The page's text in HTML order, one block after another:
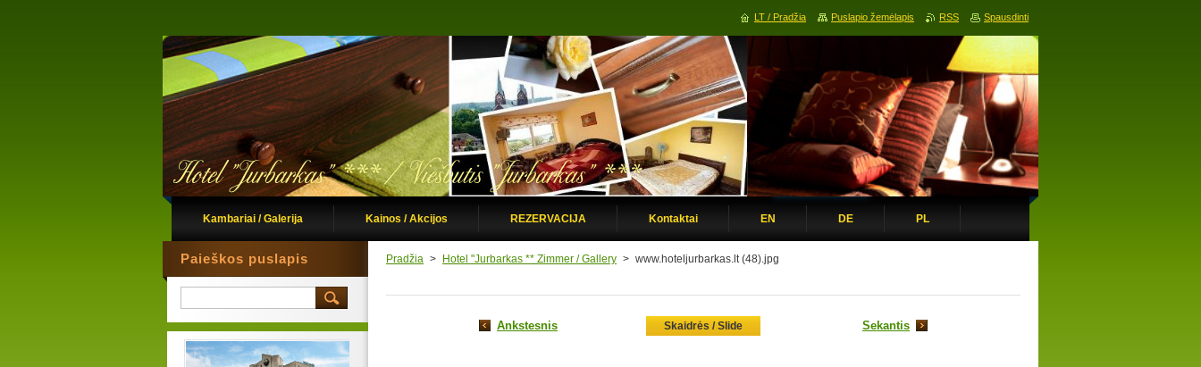
Kambariai / Galerija Kainos / Akcijos REZERVACIJA Kontaktai EN DE PL
Pradžia > Hotel "Jurbarkas ** Zimmer / Gallery > www.hoteljurbarkas.lt (48).jpg
Ankstesnis Skaidrės / Slide Sekantis
Paieškos puslapis
LT / Pradžia Puslapio žemėlapis RSS Spausdinti